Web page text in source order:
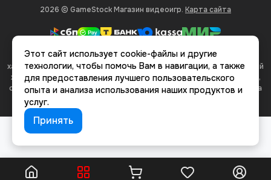
2026 © GameStock Магазин видеоигр. Карта сайта
Вся представленная на сайте информация, касающаяся
характеристик, стоимости товаров и услуг, носит информационный
характер и ни при каких условиях не является публичной офертой,
определяемой положениями Статьи 437(2) Гражданского кодекса
Этот сайт использует cookie-файлы и другие
технологии, чтобы помочь Вам в навигации, а также
для предоставления лучшего пользовательского
опыта и анализа использования наших продуктов и
услуг.
Принять